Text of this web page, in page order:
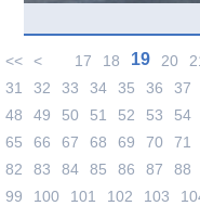
<< < 17 18 19 20
31
32 33 34 35 36 37
48
49 50 51 52 53 54
65
66 67 68 69 70 71
82
83 84 85 86 87 88
99
100 101 102 103